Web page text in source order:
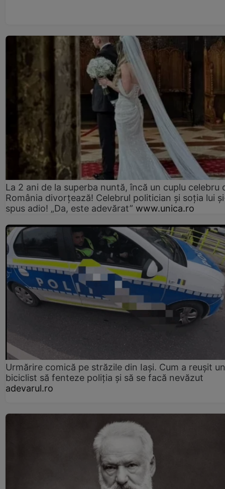
La 2 ani de la superba nuntă, încă un cuplu celebru
România divorțează! Celebrul politician și soția lui
spus adio! „Da, este adevărat” www.unica.ro
Urmărire comică pe străzile din Iași. Cum a reușit un
biciclist să fenteze poliția și să se facă nevăzut
adevarul.ro